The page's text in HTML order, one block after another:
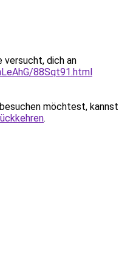
versucht, dich an
88Sqt91.html
möchtest, kannst
.